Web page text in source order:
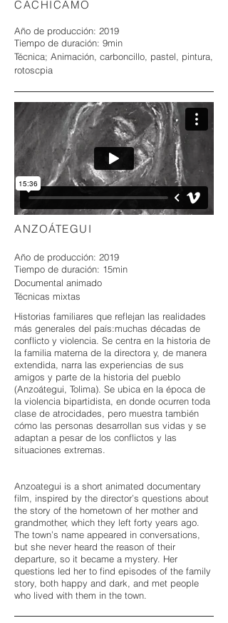
CACHICAMO
Año de producción: 2019
Tiempo de duración: 9min
​Técnica; Animación, carboncillo, pastel, pintura,
rotoscpia
ANZOÁTEGUI
Año de producción: 2019
Tiempo de duración: 15min
Documental animado
​Técnicas mixtas
Historias familiares que reflejan las realidades
más generales del país:muchas décadas de
conflicto y violencia. Se centra en la historia de
la familia materna de la directora y, de manera
extendida, narra las experiencias de sus
amigos y parte de la historia del pueblo
(Anzoátegui, Tolima). Se ubica en la época de
la violencia bipartidista, en donde ocurren toda
clase de atrocidades, pero muestra también
cómo las personas desarrollan sus vidas y se
adaptan a pesar de los conflictos y las
situaciones extremas.
Anzoategui is a short animated documentary
film, inspired by the director’s questions about
the story of the hometown of her mother and
grandmother, which they left forty years ago.
The town’s name appeared in conversations,
but she never heard the reason of their
departure, so it became a mystery. Her
questions led her to find episodes of the family
story, both happy and dark, and met people
who lived with them in the town.